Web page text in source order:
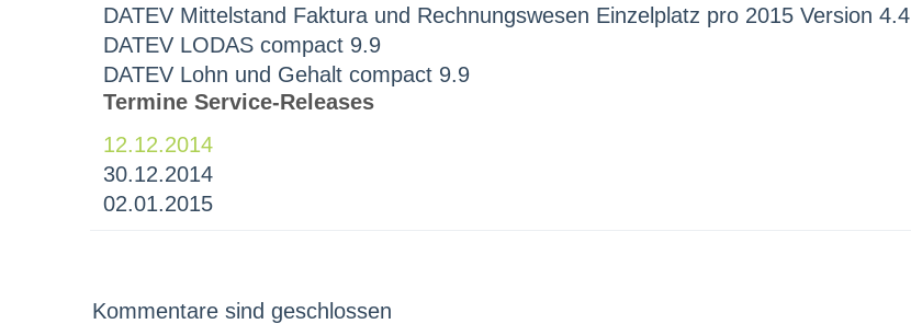
DATEV Mittelstand Faktura und Rechnungswesen Einzelplatz pro 2015 Version 4.4
DATEV LODAS compact 9.9
DATEV Lohn und Gehalt compact 9.9
Termine Service-Releases
12.12.2014
30.12.2014
02.01.2015
Kommentare sind geschlossen